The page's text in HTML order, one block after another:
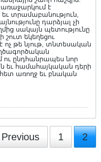
առաջարկում է
տրամաբանություն,
դարձյալ չի
սակայն պետությունը
շուտ եկեղեցու
ոչ թե նյութ, տնտեսական
ու ընդհանրապես նոր
եւ համահայկական դերի
առողջ եւ բնական
Previous 1 2